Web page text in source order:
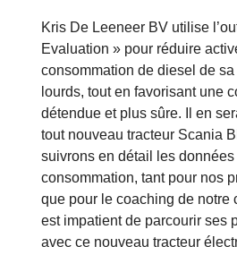
Kris De Leeneer BV utilise
Evaluation » pour réduire
consommation de diesel de
lourds, tout en favorisant une
détendue et plus sûre. Il en
tout nouveau tracteur Scania
suivrons en détail les
consommation, tant pour nos
que pour le coaching de notre
est impatient de parcourir ses
avec ce nouveau tracteur